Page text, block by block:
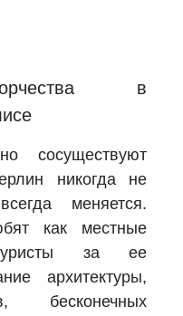
в
сосуществуют
никогда не
меняется.
как местные
за ее
архитектуры,
бесконечных